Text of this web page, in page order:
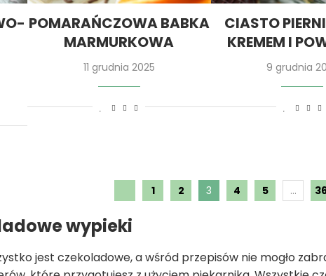
POMARAŃCZOWA BABKA
MARMURKOWA
11 grudnia 2025
CIASTO
KREMEM I
9 grudnia
1 2 3 4 5 …
wypieki
jest czekoladowe, a wśród przepisów nie mogło